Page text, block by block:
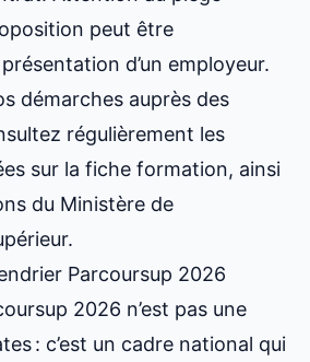
peut être
d’un employeur.
démarches auprès des
régulièrement les
sur la fiche formation, ainsi
du Ministère de
Parcoursup 2026
2026 n’est pas une
: c’est un cadre national qui